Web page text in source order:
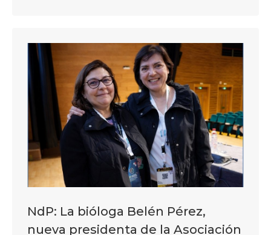
NdP: La bióloga Belén Pérez,
nueva presidenta de la Asociación